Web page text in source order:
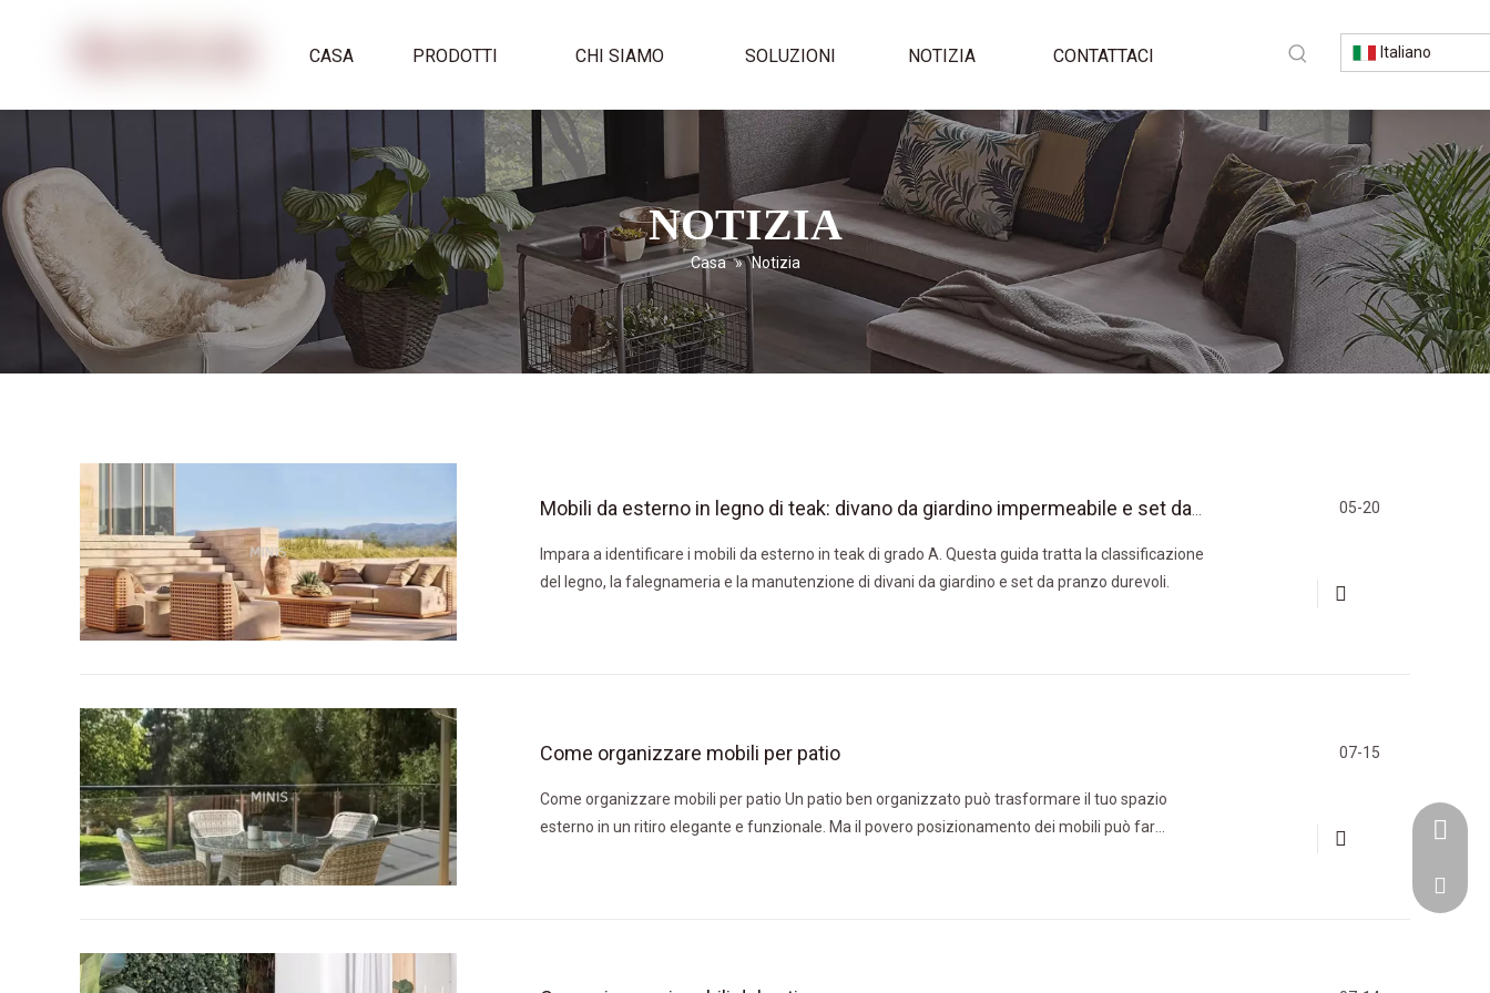
CASA PRODOTTI CHI SIAMO SOLUZIONI NOTIZIA CONTATTACI Italiano
NOTIZIA
Casa » Notizia
Impara a identificare i mobili da esterno in teak di grado A. Questa guida tratta la classificazione
del legno, la falegnameria e la manutenzione di divani da giardino e set da pranzo durevoli.
05-20
Come organizzare mobili per patio
Come organizzare mobili per patio Un patio ben organizzato può trasformare il tuo spazio
esterno in un ritiro elegante e funzionale. Ma il povero posizionamento dei mobili può far
07-15
+86-